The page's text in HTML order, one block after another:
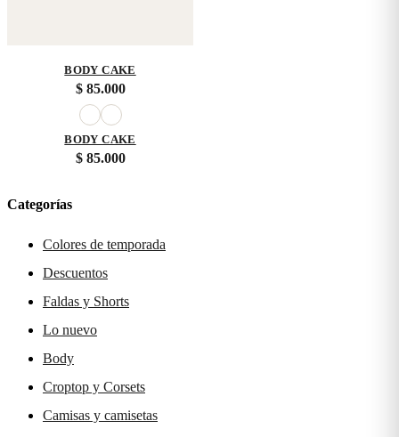
BODY CAKE
$85.000
BODY CAKE
$85.000
Categorías
Colores de temporada
Descuentos
Faldas y Shorts
Lo nuevo
Body
Croptop y Corsets
Camisas y camisetas